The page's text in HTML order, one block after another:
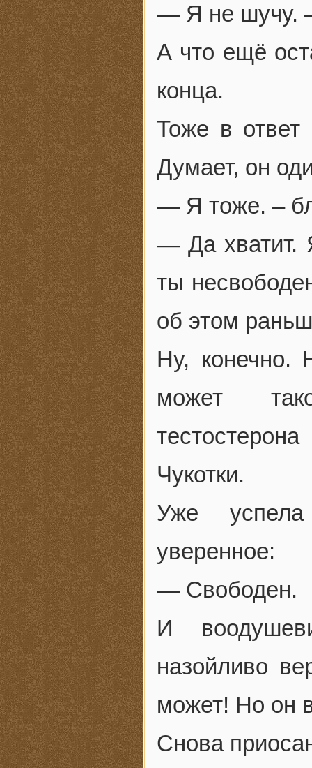
— Я не шучу.
А что ещё
конца.
Тоже в ответ
Думает, он
— Я тоже. –
— Да хватит.
ты
об этом
Ну, конечно.
может
Чукотки.
Уже успела
уверенное:
— Свободен.
И
назойливо
может! Но он
Снова